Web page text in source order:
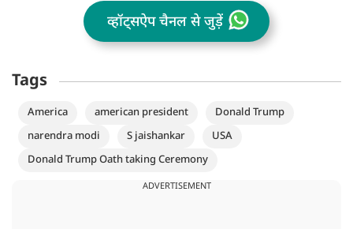
व्हॉट्सऐप चैनल से जुड़ें
Tags
America american president
Donald Trump
narendra modi
S jaishankar
USA
Donald Trump Oath taking Ceremony
ADVERTISEMENT